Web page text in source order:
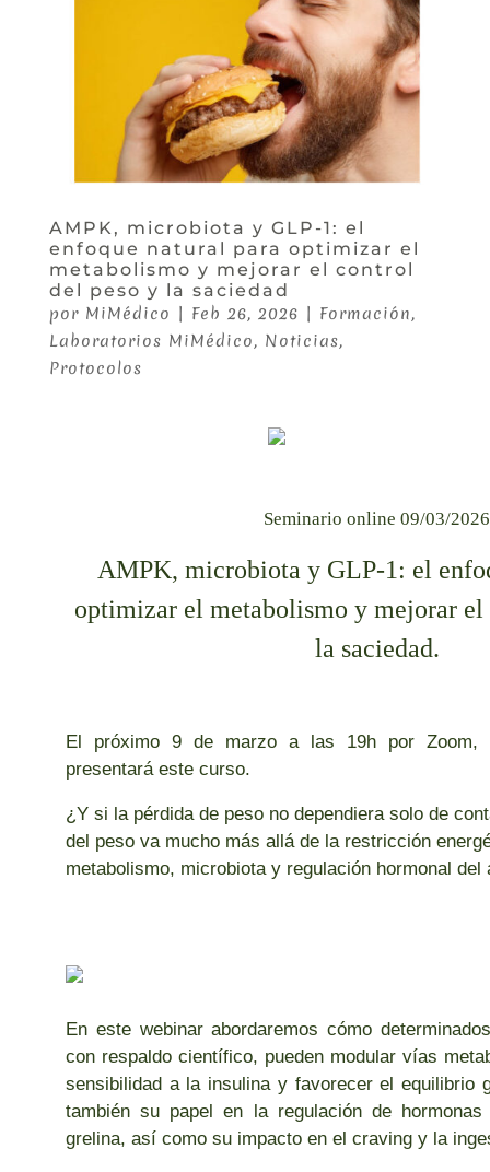
AMPK, microbiota y GLP-1: el
enfoque natural para optimizar el
metabolismo y mejorar el control
del peso y la saciedad
por MiMédico | Feb 26, 2026 | Formación,
Laboratorios MiMédico, Noticias,
Protocolos
Seminario online 09/03/2026
AMPK, microbiota y GLP-1: el
optimizar el metabolismo y mejorar
la saciedad.
El próximo 9 de marzo a las 19h por Zoom,
presentará este curso.
¿Y si la pérdida de peso no dependiera solo de
del peso va mucho más allá de la restricción
metabolismo, microbiota y regulación hormonal del
En este webinar abordaremos cómo
con respaldo científico, pueden modular vías
sensibilidad a la insulina y favorecer el equilibrio
también su papel en la regulación de
grelina, así como su impacto en el craving y la